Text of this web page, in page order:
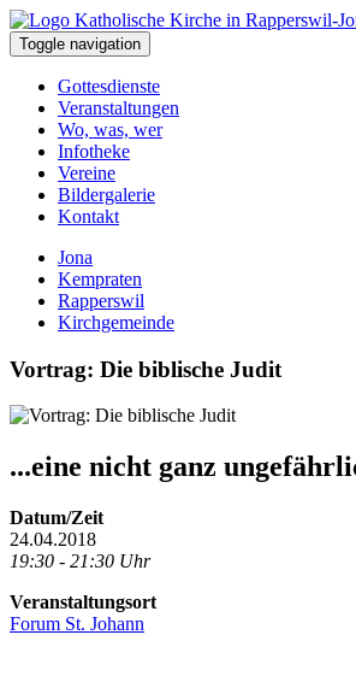
Toggle navigation
Gottesdienste
Veranstaltungen
Wo, was, wer
Infotheke
Vereine
Bildergalerie
Kontakt
Jona
Kempraten
Rapperswil
Kirchgemeinde
Vortrag: Die biblische Judit
...eine nicht ganz
Datum/Zeit
24.04.2018
19:30 - 21:30 Uhr
Veranstaltungsort
Forum St. Johann